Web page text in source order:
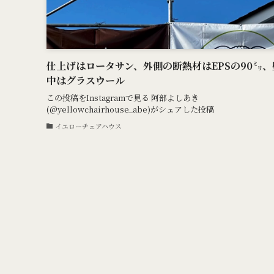
仕上げはロータサン、外側の断熱材はEPSの90㍉
中はグラスウール
この投稿をInstagramで見る 阿部よしあき
(@yellowchairhouse_abe)がシェアした投稿
イエローチェアハウス